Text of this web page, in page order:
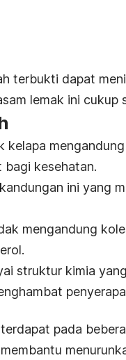
terbukti dapat
lemak ini
kelapa mengandung
bagi kesehatan.
ini yang
mengandung
struktur kimia
pada